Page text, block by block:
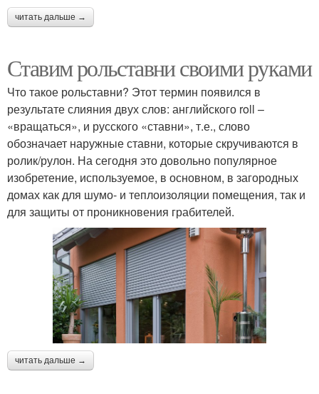
читать дальше →
Ставим рольставни своими руками
Что такое рольставни? Этот термин появился в
результате слияния двух слов: английского roll –
«вращаться», и русского «ставни», т.е., слово
обозначает наружные ставни, которые скручиваются в
ролик/рулон. На сегодня это довольно популярное
изобретение, используемое, в основном, в загородных
домах как для шумо- и теплоизоляции помещения, так и
для защиты от проникновения грабителей.
читать дальше →